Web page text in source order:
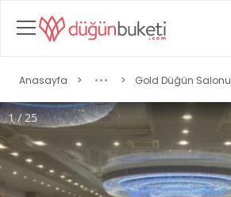
Anasayfa > > Gold Düğün Salonu
1 / 25